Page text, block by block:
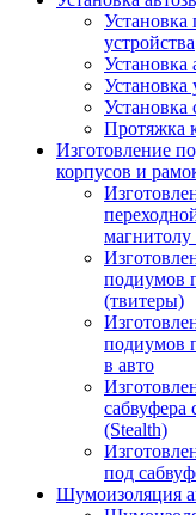
Установка
устройства
Установка
Установка
Установка
Протяжка
Изготовление
корпусов и
подиумов
(твитеры)
подиумов
в авто
сабвуфера
(Stealth)
под
Шумоизоляция